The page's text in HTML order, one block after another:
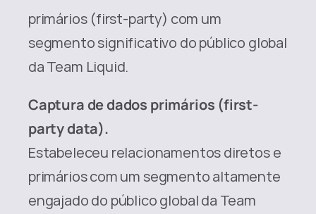
primários (first-party) com um
segmento significativo do público global
da Team Liquid.
Captura de dados primários (first-
party data).
Estabeleceu relacionamentos diretos e
primários com um segmento altamente
engajado do público global da Team